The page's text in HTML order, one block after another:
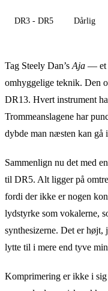
DR3 - DR5 Dårlig
Tag Steely Dan’s Aja — et
omhyggelige teknik. Den
DR13. Hvert instrument
Trommeanslagene har
dybde man næsten kan gå
Sammenlign nu det med
til DR5. Alt ligger på
fordi der ikke er nogen
lydstyrke som vokalerne,
synthesizerne. Det er højt,
lytte til i mere end tyve
Komprimering er ikke i